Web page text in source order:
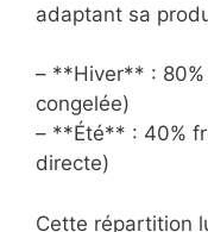
adaptant sa
– **Hiver** : 80%
congelée)
– **Été** : 40%
directe)
Cette répartition